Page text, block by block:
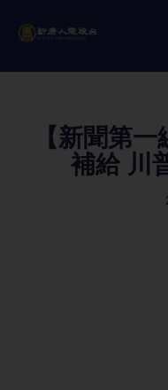
【新聞第
補給 川